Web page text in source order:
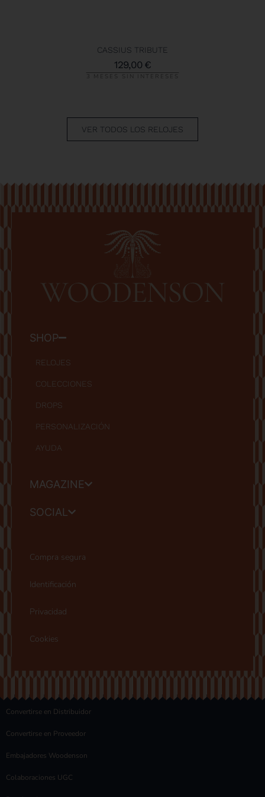
CASSIUS TRIBUTE
129,00 €
3 MESES SIN INTERESES
VER TODOS LOS RELOJES
SHOP
RELOJES
COLECCIONES
DROPS
PERSONALIZACIÓN
AYUDA
MAGAZINE
SOCIAL
Compra segura
Identificación
Privacidad
Cookies
Convertirse en Distribuidor
Convertirse en Proveedor
Embajadores Woodenson
Colaboraciones UGC